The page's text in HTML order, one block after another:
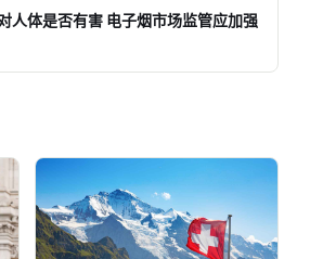
人体是否有害 电子烟市场监管应加强